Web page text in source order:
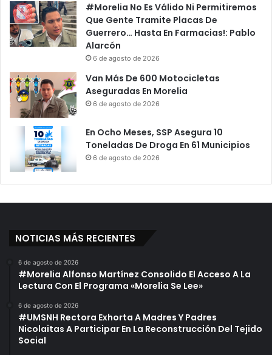
#Morelia No Es Válido Ni Permitiremos
Que Gente Tramite Placas De
Guerrero… Hasta En Farmacias!: Pablo
Alarcón
6 de agosto de 2026
Van Más De 600 Motocicletas
Aseguradas En Morelia
6 de agosto de 2026
En Ocho Meses, SSP Asegura 10
Toneladas De Droga En 61 Municipios
6 de agosto de 2026
NOTICIAS MÁS RECIENTES
6 de agosto de 2026
#Morelia Alfonso Martínez Consolido El Acceso A La
Lectura Con El Programa «Morelia Se Lee»
6 de agosto de 2026
#UMSNH Rectora Exhorta A Madres Y Padres
Nicolaitas A Participar En La Reconstrucción Del Tejido
Social